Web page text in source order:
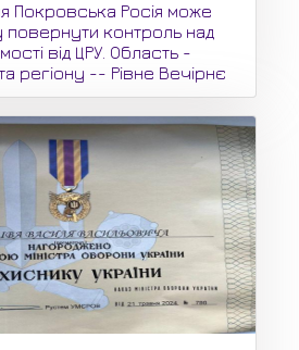
Покровська Росія може
контроль над
від ЦРУ. Область -
регіону -- Рівне Вечірнє